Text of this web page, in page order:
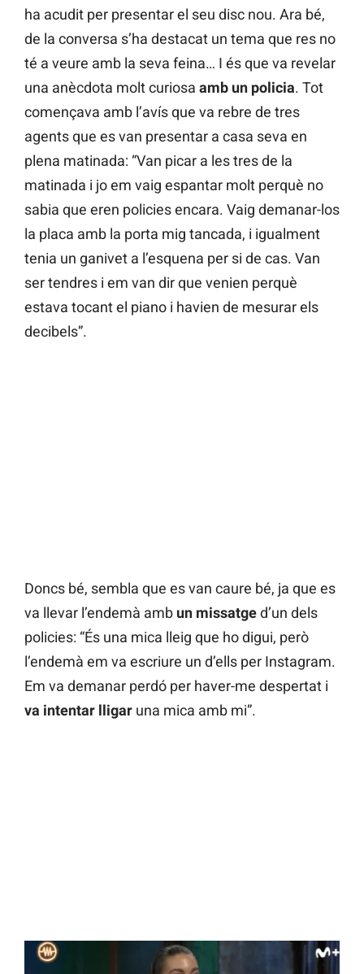
ha acudit per presentar el seu disc nou. Ara bé,
de la conversa s’ha destacat un tema que res no
té a veure amb la seva feina… I és que va revelar
una anècdota molt curiosa amb un policia. Tot
començava amb l’avís que va rebre de tres
agents que es van presentar a casa seva en
plena matinada: “Van picar a les tres de la
matinada i jo em vaig espantar molt perquè no
sabia que eren policies encara. Vaig demanar-los
la placa amb la porta mig tancada, i igualment
tenia un ganivet a l’esquena per si de cas. Van
ser tendres i em van dir que venien perquè
estava tocant el piano i havien de mesurar els
decibels”.
Doncs bé, sembla que es van caure bé, ja que es
va llevar l’endemà amb un missatged’un dels
policies: “És una mica lleig que ho digui, però
l’endemà em va escriure un d’ells per Instagram.
Em va demanar perdó per haver-me despertat i
va intentar lligar una mica amb mi”.